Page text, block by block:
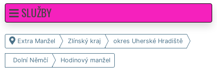
Extra Manžel Zlínský kraj okres Uherské Hradiště
Dolní Němčí Hodinový manžel
SLUŽBY